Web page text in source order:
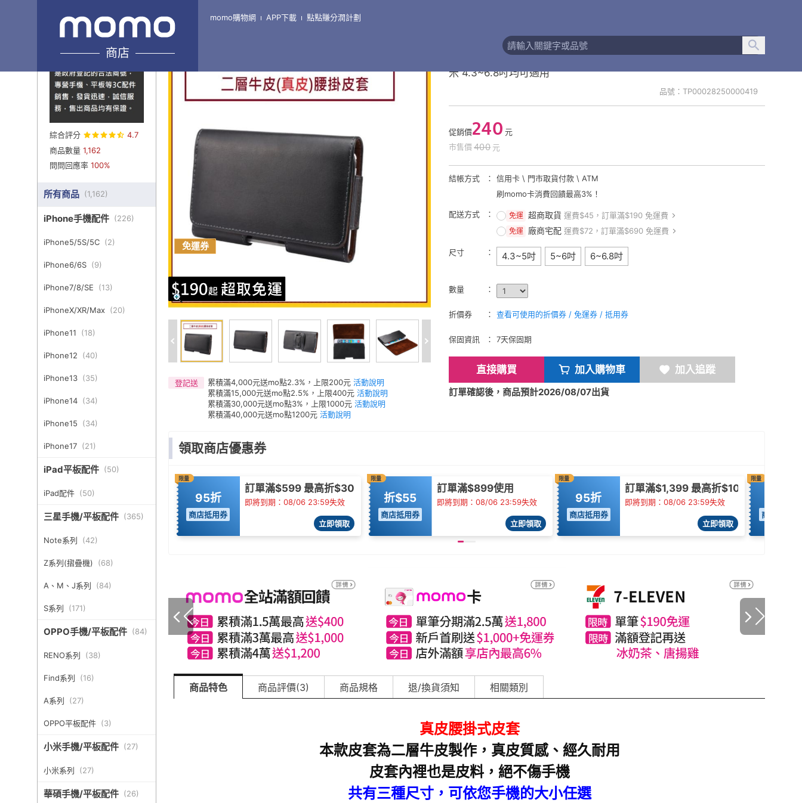
商店
momo購物網 APP下載 點點賺分潤計劃
綜合評分
4.7
商品數量 1,162
問問回應率 100%
所有商品 (1,162)
iPhone手機配件 (226)
iPhone5/5S/5C (2)
iPhone6/6S (9)
iPhone7/8/SE (13)
iPhoneX/XR/Max (20)
iPhone11 (18)
iPhone12 (40)
iPhone13 (35)
iPhone14 (34)
iPhone15 (34)
iPhone17 (21)
iPad平板配件 (50)
iPad配件 (50)
三星手機/平板配件 (365)
Note系列 (42)
Z系列(摺疊機) (68)
A、M、J系列 (84)
S系列 (171)
OPPO手機/平板配件 (84)
RENO系列 (38)
Find系列 (16)
A系列 (27)
OPPO平板配件 (3)
小米手機/平板配件 (27)
小米系列 (27)
華碩手機/平板配件 (26)
免運券
登記送 累積滿4,000元送mo點2.3%，上限200元 活動說明
累積滿15,000元送mo點2.5%，上限400元 活動說明
累積滿30,000元送mo點3%，上限1000元 活動說明
累積滿40,000元送mo點1200元 活動說明
真皮腰掛皮套 二層牛皮皮套 老人皮套 iPhone、三星 OPPO 小
米 4.3~6.8吋均可適用
品號：TP00028250000419
促銷價240 元
市售價 400 元
結帳方式
信用卡 \ 門市取貨付款 \ ATM
刷momo卡消費回饋最高3%！
配送方式 免運 超商取貨 運費$45，訂單滿$190 免運費
免運 廠商宅配 運費$72，訂單滿$690 免運費
尺寸 4.3~5吋 5~6吋 6~6.8吋
數量
折價券 查看可使用的折價券 / 免運券 / 抵用券
保固資訊 7天保固期
直接購買 加入購物車 加入追蹤
訂單確認後，商品預計2026/08/07出貨
領取商店優惠券
限量
95折
商店抵用券
訂單滿$599 最高折$30
即將到期：08/06 23:59失效
立即領取
限量
折$55
商店抵用券
訂單滿$899使用
即將到期：08/06 23:59失效
立即領取
限量
95折
商店抵用券
訂單滿$1,399 最高折$100
即將到期：08/06 23:59失效
立即領取
限量
商店抵用券
商品特色 商品評價(3) 商品規格 退/換貨須知 相關類別
真皮腰掛式皮套
本款皮套為二層牛皮製作，真皮質感、經久耐用
皮套內裡也是皮料，絕不傷手機
共有三種尺寸，可依您手機的大小任選